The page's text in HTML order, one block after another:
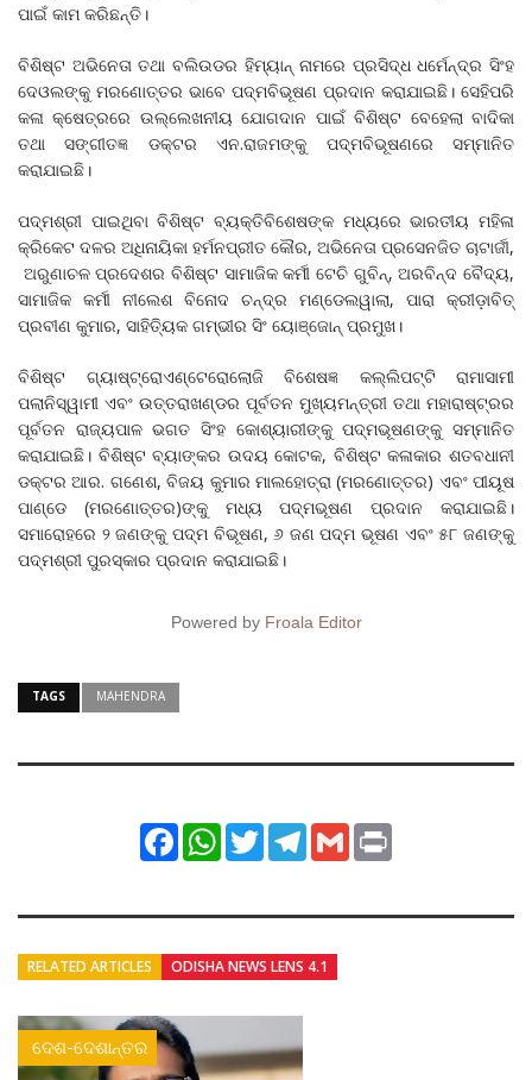
ପାଇଁ କାମ କରିଛନ୍ତି।
ବିଶିଷ୍ଟ ଅଭିନେତା ତଥା ବଲିଉଡର ହିମ୍ୟାନ୍‌ ନାମରେ ପ୍ରସିଦ୍ଧ ଧର୍ମେନ୍ଦ୍ର ସିଂହ
ଦେଓଲଙ୍କୁ ମରଣୋତ୍ତର ଭାବେ ପଦ୍ମବିଭୂଷଣ ପ୍ରଦାନ କରାଯାଇଛି। ସେହିପରି
କଳା କ୍ଷେତ୍ରରେ ଉଲ୍ଲେଖନୀୟ ଯୋଗଦାନ ପାଇଁ ବିଶିଷ୍ଟ ବେହେଲା ବାଦିକା
ତଥା ସଙ୍ଗୀତଜ୍ଞ ଡକ୍ଟର ଏନ.ରାଜମଙ୍କୁ ପଦ୍ମବିଭୂଷଣରେ ସମ୍ମାନିତ
କରାଯାଇଛି।
ପଦ୍ମଶ୍ରୀ ପାଇଥିବା ବିଶିଷ୍ଟ ବ୍ୟକ୍ତିବିଶେଷଙ୍କ ମଧ୍ୟରେ ଭାରତୀୟ ମହିଳା
କ୍ରିକେଟ ଦଳର ଅଧିନାୟିକା ହର୍ମନପ୍ରୀତ କୌର, ଅଭିନେତା ପ୍ରସେନଜିତ ଚାଟାର୍ଜୀ,
ଅରୁଣାଚଳ ପ୍ରଦେଶର ବିଶିଷ୍ଟ ସାମାଜିକ କର୍ମୀ ଟେଚି ଗୁବିନ୍, ଅରବିନ୍ଦ ବୈଦ୍ୟ,
ସାମାଜିକ କର୍ମୀ ନୀଲେଶ ବିନୋଦ ଚନ୍ଦ୍ର ମଣ୍ଡେଲୱାଲା, ପାରା କ୍ରୀଡ଼ାବିତ୍‌
ପ୍ରବୀଣ କୁମାର, ସାହିତ୍ୟିକ ଗମ୍ଭୀର ସିଂ ୟୋଞ୍ଜୋନ୍‌ ପ୍ରମୁଖ।
ବିଶିଷ୍ଟ ଗ୍ୟାଷ୍ଟ୍ରୋଏଣ୍ଟେରୋଲୋଜି ବିଶେଷଜ୍ଞ କଲ୍ଲିପଟ୍ଟି ରାମାସାମୀ
ପଲାନିସ୍ୱାମୀ ଏବଂ ଉତ୍ତରାଖଣ୍ଡର ପୂର୍ବତନ ମୁଖ୍ୟମନ୍ତ୍ରୀ ତଥା ମହାରାଷ୍ଟ୍ରର
ପୂର୍ବତନ ରାଜ୍ୟପାଳ ଭଗତ ସିଂହ କୋଶ୍ୟାରୀଙ୍କୁ ପଦ୍ମଭୂଷଣଙ୍କୁ ସମ୍ମାନିତ
କରାଯାଇଛି। ବିଶିଷ୍ଟ ବ୍ୟାଙ୍କର ଉଦୟ କୋଟକ, ବିଶିଷ୍ଟ କଳାକାର ଶତବଧାନୀ
ଡକ୍ଟର ଆର. ଗଣେଶ, ବିଜୟ କୁମାର ମାଲହୋତ୍ରା (ମରଣୋତ୍ତର) ଏବଂ ପୀୟୂଷ
ପାଣ୍ଡେ (ମରଣୋତ୍ତର)ଙ୍କୁ ମଧ୍ୟ ପଦ୍ମଭୂଷଣ ପ୍ରଦାନ କରାଯାଇଛି।
ସମାରୋହରେ ୨ ଜଣଙ୍କୁ ପଦ୍ମ ବିଭୂଷଣ, ୬ ଜଣ ପଦ୍ମ ଭୂଷଣ ଏବଂ ୫୮ ଜଣଙ୍କୁ
ପଦ୍ମଶ୍ରୀ ପୁରସ୍କାର ପ୍ରଦାନ କରାଯାଇଛି।
Powered by Froala Editor
TAGS MAHENDRA
FacebookWhatsApp
TwitterTelegram
Gmail
RELATED ARTICLES ODISHA NEWS LENS 4.1
ଦେଶ-ଦେଶାନ୍ତର